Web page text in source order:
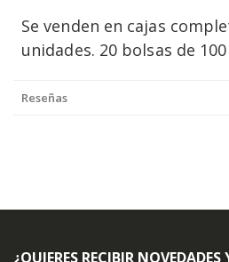
Se venden en cajas
unidades. 20 bolsas de
Reseñas
¿QUIERES RECIBIR NOVEDADES